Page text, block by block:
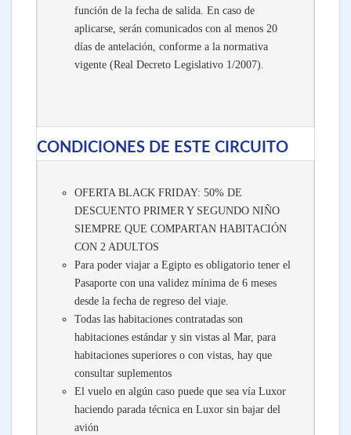
función de la fecha de salida. En caso de
aplicarse, serán comunicados con al menos 20
días de antelación, conforme a la normativa
vigente (Real Decreto Legislativo 1/2007).
CONDICIONES DE ESTE CIRCUITO
OFERTA BLACK FRIDAY: 50% DE
DESCUENTO PRIMER Y SEGUNDO NIÑO
SIEMPRE QUE COMPARTAN HABITACIÓN
CON 2 ADULTOS
Para poder viajar a Egipto es obligatorio tener el
Pasaporte con una validez mínima de 6 meses
desde la fecha de regreso del viaje.
Todas las habitaciones contratadas son
habitaciones estándar y sin vistas al Mar, para
habitaciones superiores o con vistas, hay que
consultar suplementos
El vuelo en algún caso puede que sea vía Luxor
haciendo parada técnica en Luxor sin bajar del
avión